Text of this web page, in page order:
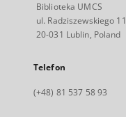
Biblioteka UMCS
ul. Radziszewskiego 11
20-031 Lublin, Poland
Telefon
(+48) 81 537 58 93